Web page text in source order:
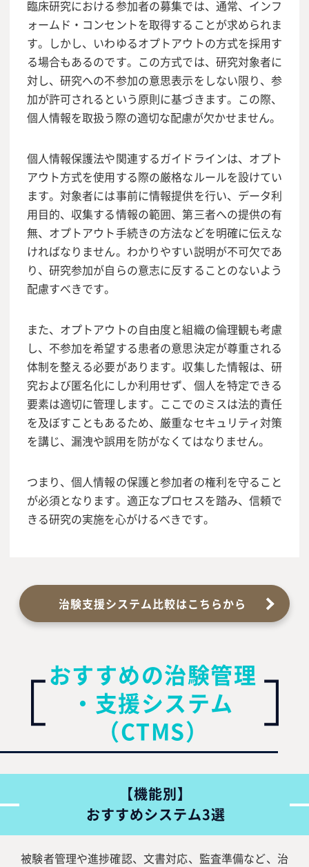
臨床研究における参加者の募集では、通常、インフ
ォームド・コンセントを取得することが求められま
す。しかし、いわゆるオプトアウトの方式を採用す
る場合もあるのです。この方式では、研究対象者に
対し、研究への不参加の意思表示をしない限り、参
加が許可されるという原則に基づきます。この際、
個人情報を取扱う際の適切な配慮が欠かせません。
個人情報保護法や関連するガイドラインは、オプト
アウト方式を使用する際の厳格なルールを設けてい
ます。対象者には事前に情報提供を行い、データ利
用目的、収集する情報の範囲、第三者への提供の有
無、オプトアウト手続きの方法などを明確に伝えな
ければなりません。わかりやすい説明が不可欠であ
り、研究参加が自らの意志に反することのないよう
配慮すべきです。
また、オプトアウトの自由度と組織の倫理観も考慮
し、不参加を希望する患者の意思決定が尊重される
体制を整える必要があります。収集した情報は、研
究および匿名化にしか利用せず、個人を特定できる
要素は適切に管理します。ここでのミスは法的責任
を及ぼすこともあるため、厳重なセキュリティ対策
を講じ、漏洩や誤用を防がなくてはなりません。
つまり、個人情報の保護と参加者の権利を守ること
が必須となります。適正なプロセスを踏み、信頼で
きる研究の実施を心がけるべきです。
治験支援システム比較はこちらから
おすすめの治験管理
・支援システム
（CTMS）
【機能別】
おすすめシステム3選
被験者管理や進捗確認、文書対応、監査準備など、治